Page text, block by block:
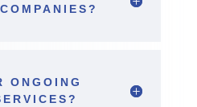
ONGOING